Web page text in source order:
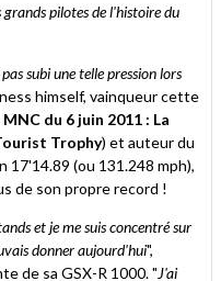
pilotes de l'histoire du
subi une telle pression lors
himself, vainqueur cette
MNC du 6 juin 2011 : La
Trophy) et auteur du
17'14.89 (ou 131.248 mph),
de son propre record !
et je me suis concentré sur
donner aujourd'hui",
de sa GSX-R 1000. "J'ai